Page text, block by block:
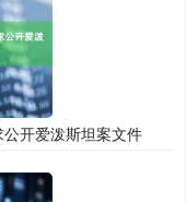
开爱泼斯坦案文件